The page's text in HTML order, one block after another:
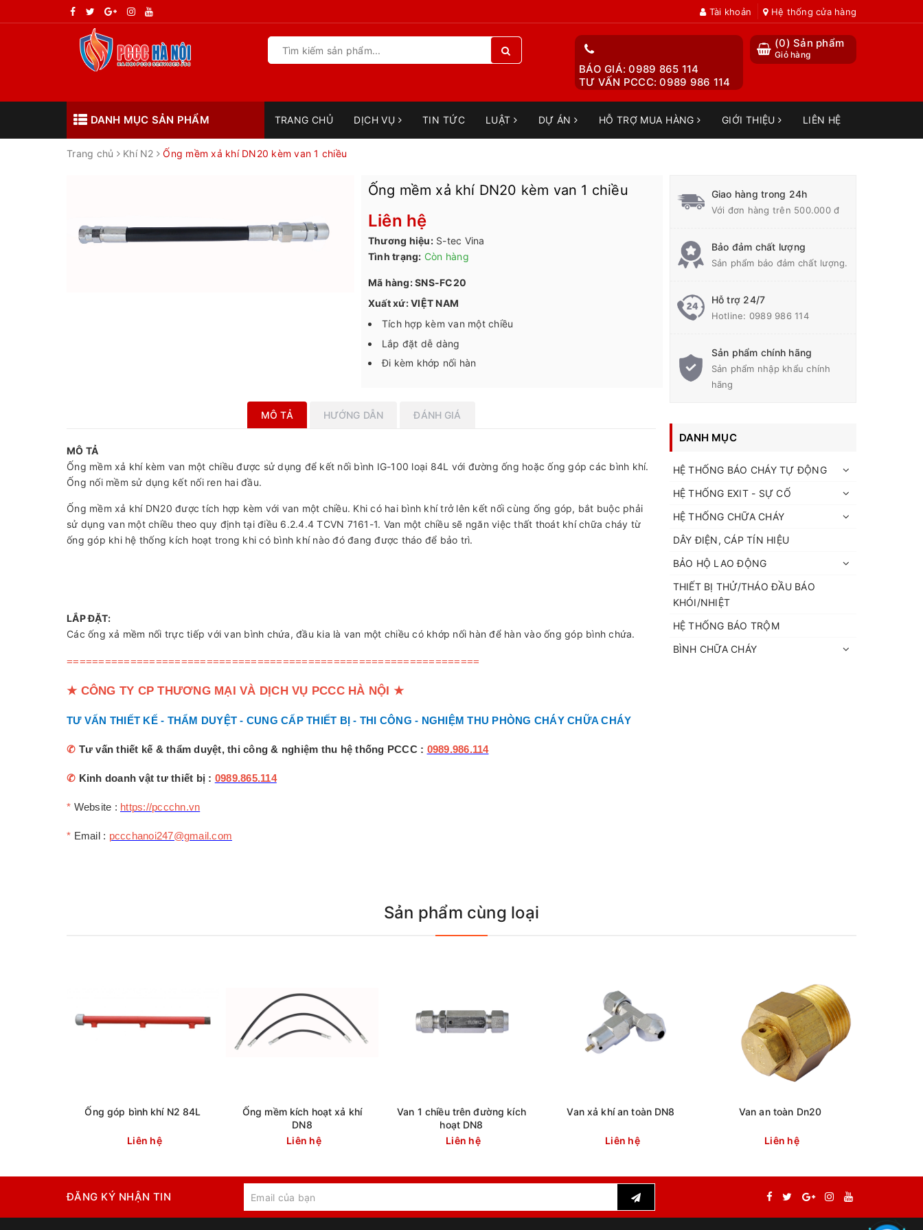
Tài khoản Hệ thống cửa hàng
(0) Sản phẩm
Giỏ hàng
BÁO GIÁ: 0989 865 114
TƯ VẤN PCCC: 0989 986 114
DANH MỤC SẢN PHẨM TRANG CHỦ DỊCH VỤ TIN TỨC LUẬT DỰ ÁN HỖ TRỢ MUA HÀNG GIỚI THIỆU LIÊN HỆ
Trang chủ Khí N2 Ống mềm xả khí DN20 kèm van 1 chiều
Ống mềm xả khí DN20 kèm van 1 chiều
Liên hệ
Thương hiệu: S-tec Vina
Tình trạng: Còn hàng
Mã hàng: SNS-FC20
Xuất xứ: VIỆT NAM
Tích hợp kèm van một chiều
Lắp đặt dễ dàng
Đi kèm khớp nối hàn
MÔ TẢ HƯỚNG DẪN ĐÁNH GIÁ
MÔ TẢ
Ống mềm xả khí kèm van một chiều được sử dụng để kết nối bình IG-100 loại 84L với đường ống hoặc ống góp các bình khí.
Ống nối mềm sử dụng kết nối ren hai đầu.
Ống mềm xả khí DN20 được tích hợp kèm với van một chiều. Khi có hai bình khí trở lên kết nối cùng ống góp, bắt buộc phải
sử dụng van một chiều theo quy định tại điều 6.2.4.4 TCVN 7161-1. Van một chiều sẽ ngăn việc thất thoát khí chữa cháy từ
ống góp khi hệ thống kích hoạt trong khi có bình khí nào đó đang được tháo để bảo trì.
LẮP ĐẶT:
Các ống xả mềm nối trực tiếp với van bình chứa, đầu kia là van một chiều có khớp nối hàn để hàn vào ống góp bình chứa.
=================================================================
★ CÔNG TY CP THƯƠNG MẠI VÀ DỊCH VỤ PCCC HÀ NỘI ★
TƯ VẤN THIẾT KẾ - THẨM DUYỆT - CUNG CẤP THIẾT BỊ - THI CÔNG - NGHIỆM THU PHÒNG CHÁY CHỮA CHÁY
✆ Tư vấn thiết kế & thẩm duyệt, thi công & nghiệm thu hệ thống PCCC : 0989.986.114
✆ Kinh doanh vật tư thiết bị : 0989.865.114
* Website : https://pccchn.vn
* Email : pccchanoi247@gmail.com
Giao hàng trong 24h
Với đơn hàng trên 500.000 đ
Bảo đảm chất lượng
Sản phẩm bảo đảm chất lượng.
Hỗ trợ 24/7
Hotline: 0989 986 114
Sản phẩm chính hãng
Sản phẩm nhập khẩu chính
hãng
DANH MỤC
HỆ THỐNG BÁO CHÁY TỰ ĐỘNG
HỆ THỐNG EXIT - SỰ CỐ
HỆ THỐNG CHỮA CHÁY
DÂY ĐIỆN, CÁP TÍN HIỆU
BẢO HỘ LAO ĐỘNG
THIẾT BỊ THỬ/THÁO ĐẦU BÁO
KHÓI/NHIỆT
HỆ THỐNG BÁO TRỘM
BÌNH CHỮA CHÁY
Sản phẩm cùng loại
Ống góp bình khí N2 84L
Liên hệ
Ống mềm kích hoạt xả khí
DN8
Liên hệ
Van 1 chiều trên đường kích
hoạt DN8
Liên hệ
Van xả khí an toàn DN8
Liên hệ
Van an toàn Dn20
Liên hệ
ĐĂNG KÝ NHẬN TIN